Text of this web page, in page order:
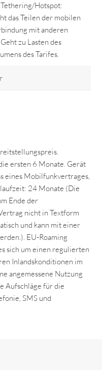
Hotspot:
das Teilen der mobilen
mit anderen
zu Lasten des
des Tarifes.
ersten 6 Monate. Gerät
eines Mobilfunkvertrages,
24 Monate (Die
Ende der
nicht in Textform
und kann mit einer
EU-Roaming
sich um einen regulierten
Inlandskonditionen im
angemessene Nutzung
Aufschläge für die
SMS und